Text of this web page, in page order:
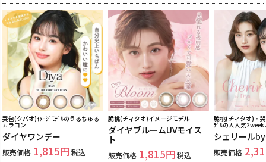
哭包(クバオ)ｲﾒｰｼﾞﾓﾃﾞﾙのうるちゅる
カラコン
ダイヤワンデー
販売価格 1,815 税込
脆桃(チィタオ)イメージモデル
ダイヤブルームUVモイス
ト
販売価格 1,815 税込
脆桃(チィタオ)・
ﾃﾞﾙの大人気2week
シェリール
販売価格